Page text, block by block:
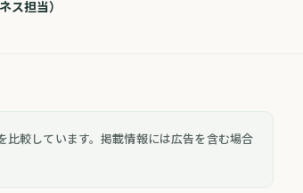
ス担当）
較しています。掲載情報には広告を含む場合